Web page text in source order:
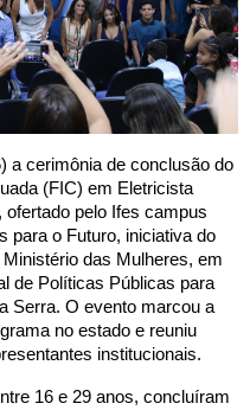
a cerimônia de conclusão do
(FIC) em Eletricista
ofertado pelo Ifes campus
para o Futuro, iniciativa do
das Mulheres, em
de Políticas Públicas para
Serra. O evento marcou a
no estado e reuniu
institucionais.
16 e 29 anos, concluíram